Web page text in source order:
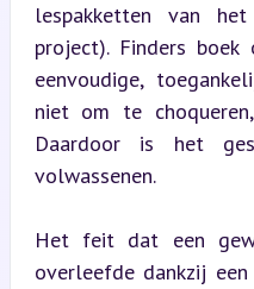
lespakketten van het
project). Finders
eenvoudige,
niet om te
Daardoor is het
volwassenen.
Het feit dat een
overleefde dankzij